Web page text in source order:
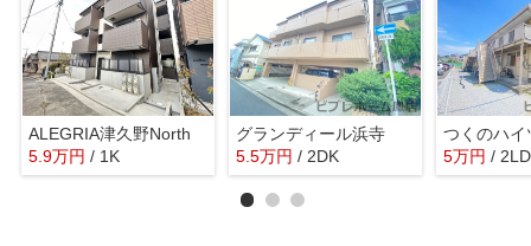
ALEGRIA津久野North
5.9万円 / 1K
グランディール浜寺
5.5万円 / 2DK
つくのハイ
5万円 /